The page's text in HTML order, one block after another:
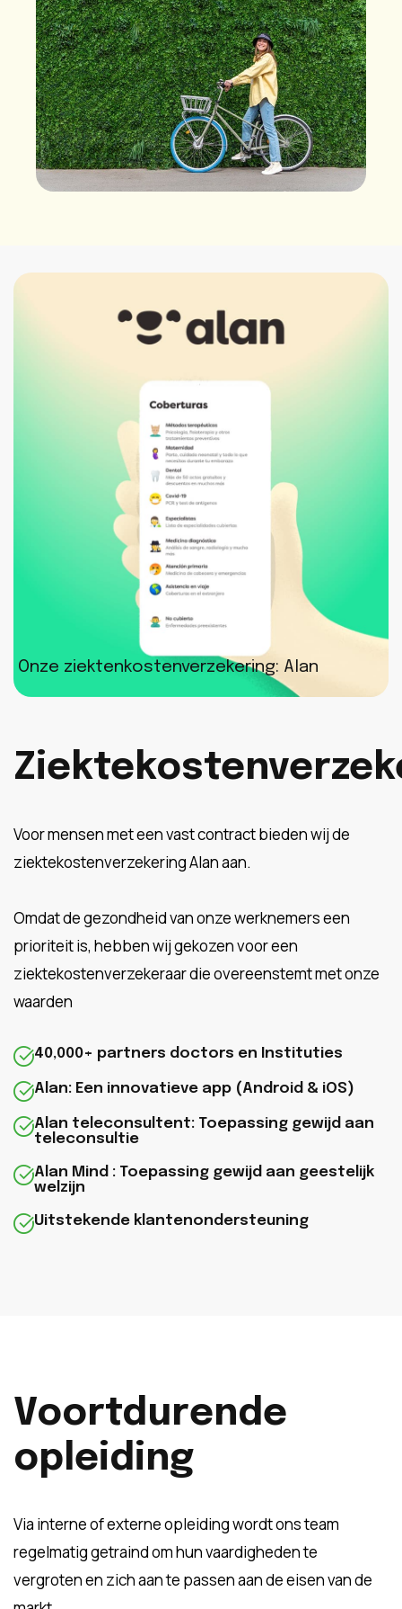
Onze ziektenkostenverzekering: Alan
Voor mensen met een vast contract bieden wij de
ziektekostenverzekering Alan aan.
Omdat de gezondheid van onze werknemers een
prioriteit is, hebben wij gekozen voor een
ziektekostenverzekeraar die overeenstemt met onze
waarden
40,000+ partners doctors en Instituties
Alan: Een innovatieve app (Android & iOS)
Alan teleconsultent: Toepassing gewijd aan
teleconsultie
Alan Mind : Toepassing gewijd aan geestelijk
welzijn
Uitstekende klantenondersteuning
Voortdurende
opleiding
Via interne of externe opleiding wordt ons team
regelmatig getraind om hun vaardigheden te
vergroten en zich aan te passen aan de eisen van de